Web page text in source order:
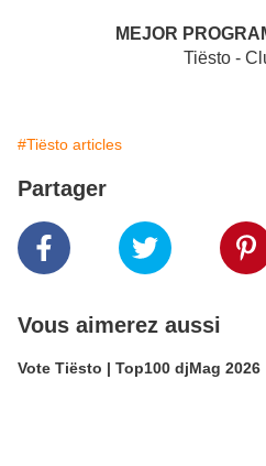
MEJOR
Tiësto -
#Tiësto articles
Partager
Vous aimerez aussi
Vote Tiësto | Top100 djMag 2026